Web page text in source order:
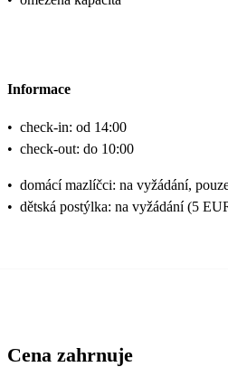
Informace
• check-in: od 14:00
• check-out: do 10:00
• domácí mazlíčci: na vyžádání,
• dětská postýlka: na vyžádání (5
Cena zahrnuje